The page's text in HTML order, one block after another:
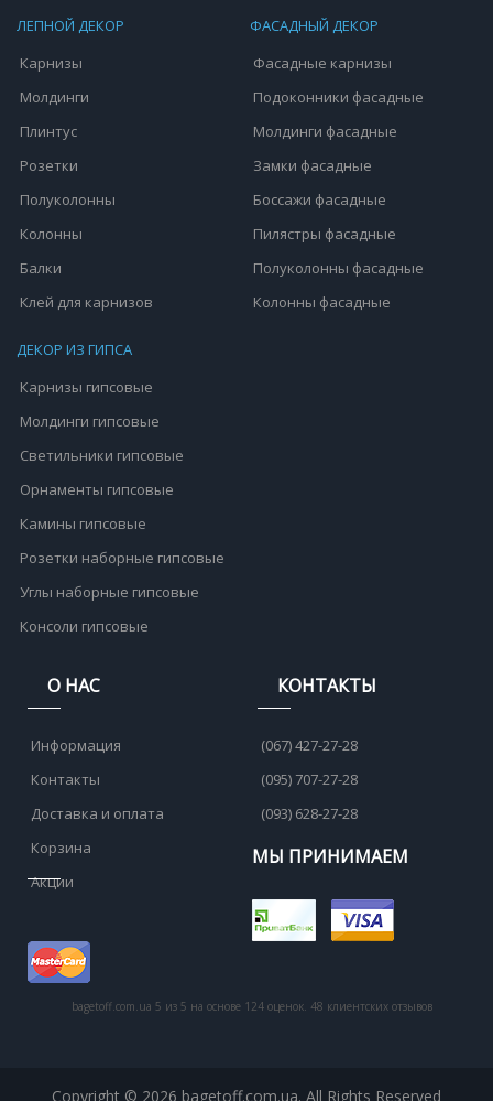
ЛЕПНОЙ ДЕКОР
Карнизы
Молдинги
Плинтус
Розетки
Полуколонны
Колонны
Балки
Клей для карнизов
ФАСАДНЫЙ ДЕКОР
Фасадные карнизы
Подоконники фасадные
Молдинги фасадные
Замки фасадные
Боссажи фасадные
Пилястры фасадные
Полуколонны фасадные
Колонны фасадные
ДЕКОР ИЗ ГИПСА
Карнизы гипсовые
Молдинги гипсовые
Светильники гипсовые
Орнаменты гипсовые
Камины гипсовые
Розетки наборные гипсовые
Углы наборные гипсовые
Консоли гипсовые
О НАС
Информация
Контакты
Доставка и оплата
Корзина
Акции
КОНТАКТЫ
(067) 427-27-28
(095) 707-27-28
(093) 628-27-28
МЫ ПРИНИМАЕМ
bagetoff.com.ua 5 из 5 на основе 124 оценок. 48 клиентских отзывов
Copyright © 2026 bagetoff.com.ua. All Rights Reserved